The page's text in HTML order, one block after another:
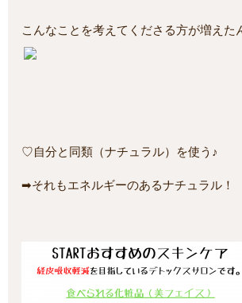
こんなことを考えてくださる方が増えた
♡自分と同類（ナチュラル）を使う♪
➡それもエネルギーのあるナチュラル！